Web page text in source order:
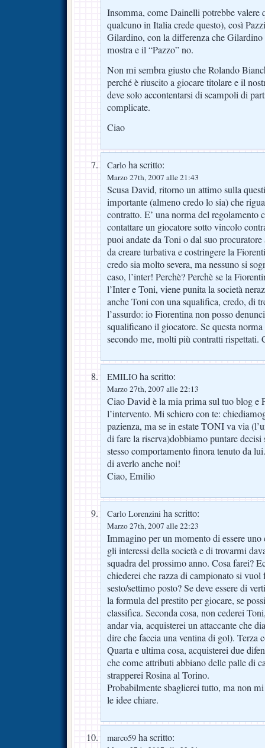
Insomma, come Dainelli potrebbe valere
qualcuno in Italia crede questo), così
Gilardino, con la differenza che
mostra e il “Pazzo” no.
Non mi sembra giusto che Rolando
perché è riuscito a giocare titolare e il
deve solo accontentarsi di scampoli di
complicate.
Ciao
Carlo ha scritto:
Marzo 27th, 2007 alle 21:43
Scusa David, ritorno un attimo sulla
importante (almeno credo lo sia) che
contratto. E’ una norma del regolamento
contattare un giocatore sotto vincolo
puoi andate da Toni o dal suo
da creare turbativa e costringere la
credo sia molto severa, ma nessuno si
caso, l’inter! Perchè? Perchè se la
l’Inter e Toni, viene punita la società
anche Toni con una squalifica, credo, di
l’assurdo: io Fiorentina non posso
squalificano il giocatore. Se questa
secondo me, molti più contratti rispettati.
EMILIO ha scritto:
Marzo 27th, 2007 alle 22:13
Ciao David è la mia prima sul tuo blog e
l’intervento. Mi schiero con te:
pazienza, ma se in estate TONI va via
di fare la riserva)dobbiamo puntare
stesso comportamento finora tenuto da
di averlo anche noi!
Ciao, Emilio
Carlo Lorenzini ha scritto:
Marzo 27th, 2007 alle 22:23
Immagino per un momento di essere uno
gli interessi della società e di trovarmi
squadra del prossimo anno. Cosa farei?
chiederei che razza di campionato si vuol
sesto/settimo posto? Se deve essere di
la formula del prestito per giocare, se
classifica. Seconda cosa, non cederei
andar via, acquisterei un attaccante che
dire che faccia una ventina di gol). Terza
Quarta e ultima cosa, acquisterei due
che come attributi abbiano delle palle di
strapperei Rosina al Torino.
Probabilmente sbaglierei tutto, ma non
le idee chiare.
marco59 ha scritto: